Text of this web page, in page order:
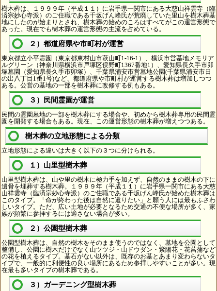
樹木葬は、１９９９年（平成１１）に岩手県一関市にある大慈山祥雲寺（臨
済宗妙心寺派）のご住職である千坂げん峰氏が荒廃していた里山を樹木葬墓
地にしたのが始まりとされ、樹木葬の始めのころはすべてがこの運営形態で
あった。現在でも樹木葬の運営形態の主流を占めている。
２）都道府県や市町村が運営
東京都立小平霊園（東京都東村山市萩山町1-16-1）、横浜市営墓地メモリア
ルグリーン（神奈川県横浜市戸塚区俣野町1367番地1）、愛知県長久手市卯
塚墓園（愛知県長久手市卯塚）、千葉県浦安市営墓地公園(千葉県浦安市日
の出八丁目1番1号)など、都道府県や市町村が運営する樹木葬は増加しつつ
ある。公営の墓地の一部を樹木葬に改修する例もある。
３）民間霊園が運営
民間の霊園墓地の一部を樹木葬にする場合や、初めから樹木葬専用の民間霊
園を開発する場合もある。現在、この運営形態の樹木葬が増えつつある。
樹木葬の立地形態による分類
立地形態による違いは大きく以下の３つに分けられる。
１）山里型樹木葬
山里型樹木葬は、山や里の樹木に極力手を加えず、自然のままの樹木の下に
遺骨を埋葬する樹木葬。１９９９年（平成１１）に岩手県一関市にある大慈
山祥雲寺（臨済宗妙心寺派）のご住職である千坂げん峰氏が始めた樹木葬は
このタイプ。「命が終わった後は自然に還りたい」と願う人には最もふさわ
しいタイプ。ただ、広い土地が必要となるため交通の不便な場所が多く、家
族が頻繁に参拝するには適さない場合が多い。
２）公園型樹木葬
公園型樹木葬は、自然の樹木をそのまま使うのではなく、墓地を公園として
整備し、公園に樹木だけでなく山ツツジ・山ドウダン・紫陽花・花菖蒲など
の花を植えるタイプ。墓石がない以外は、既存のお墓とあまり変わらないタ
イプで、一般的に利便性の良い場所にあるため参拝しやすいことが多い。現
在最も多いタイプの樹木葬である。
３）ガーデニング型樹木葬